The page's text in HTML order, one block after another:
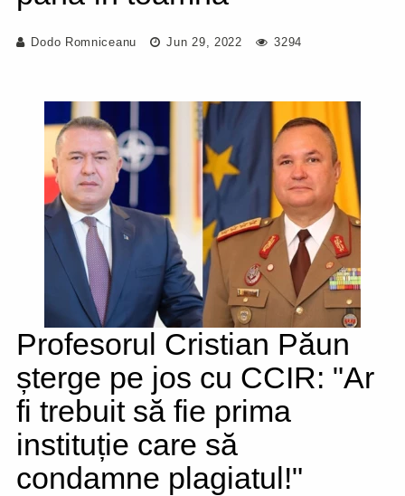
Dodo Romniceanu Jun 29, 2022 3294
Profesorul Cristian Păun
șterge pe jos cu CCIR: "Ar
fi trebuit să fie prima
instituție care să
condamne plagiatul!"